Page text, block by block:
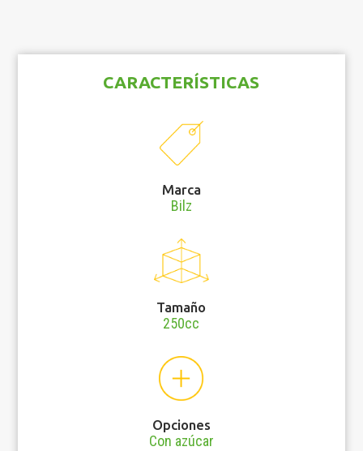
CARACTERÍSTICAS
Marca
Bilz
Tamaño
250cc
Opciones
Con azúcar